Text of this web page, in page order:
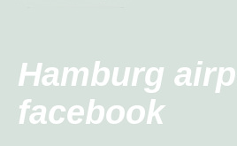
Hamburg
facebook